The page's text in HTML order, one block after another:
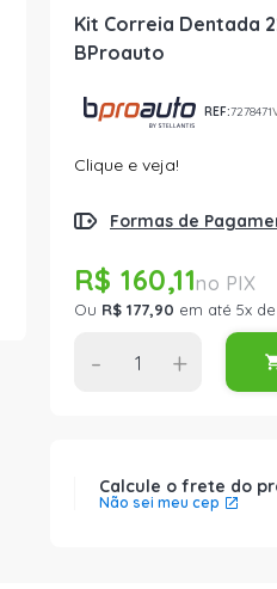
Kit Correia Dentada
BProauto
REF:7278471
Clique e veja!
Formas de
R$ 160,11
Ou R$ 177,90 em até 5x de
- +
Calcule o frete do
Não sei meu cep